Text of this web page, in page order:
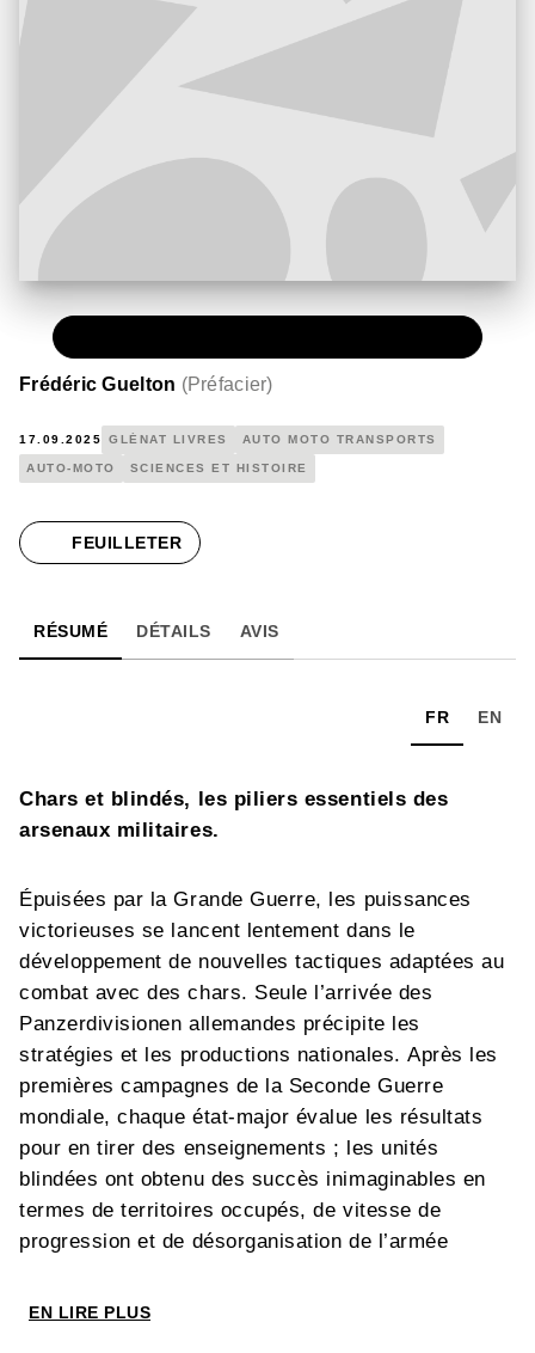
Frédéric Guelton (Préfacier)
17.09.2025 GLÉNAT LIVRES AUTO MOTO TRANSPORTS
AUTO-MOTO SCIENCES ET HISTOIRE
FEUILLETER
RÉSUMÉ DÉTAILS AVIS
FR EN
Chars et blindés, les piliers essentiels des
arsenaux militaires.
Épuisées par la Grande Guerre, les puissances
victorieuses se lancent lentement dans le
développement de nouvelles tactiques adaptées au
combat avec des chars. Seule l’arrivée des
Panzerdivisionen allemandes précipite les
stratégies et les productions nationales. Après les
premières campagnes de la Seconde Guerre
mondiale, chaque état-major évalue les résultats
pour en tirer des enseignements ; les unités
blindées ont obtenu des succès inimaginables en
termes de territoires occupés, de vitesse de
progression et de désorganisation de l’armée
avec des pertes humaines et un taux de destruction
EN LIRE PLUS